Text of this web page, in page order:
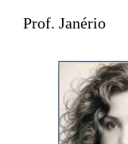
Prof. Janério